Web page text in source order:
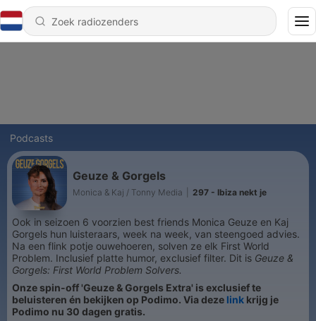
Podcasts
Geuze & Gorgels
Monica & Kaj / Tonny Media 297 - Ibiza nekt je
Ook in seizoen 6 voorzien best friends Monica Geuze en Kaj
Gorgels hun luisteraars, week na week, van steengoed advies.
Na een flink potje ouwehoeren, solven ze elk First World
Problem. Inclusief platte humor, exclusief filter. Dit is Geuze &
Gorgels: First World Problem Solvers.
Onze spin-off 'Geuze & Gorgels Extra' is exclusief te
beluisteren én bekijken op Podimo. Via deze link krijg je
Podimo nu 30 dagen gratis.